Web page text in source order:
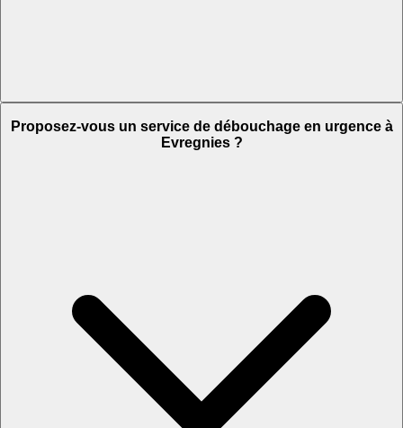
Proposez-vous un service de débouchage en urgence à
Evregnies ?